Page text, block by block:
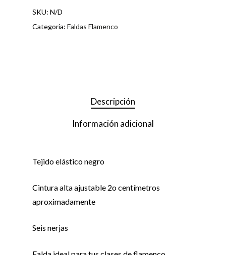
SKU: N/D
Categoría: Faldas Flamenco
Descripción
Información adicional
Tejido elástico negro
Cintura alta ajustable 2o centímetros
aproximadamente
Seis nerjas